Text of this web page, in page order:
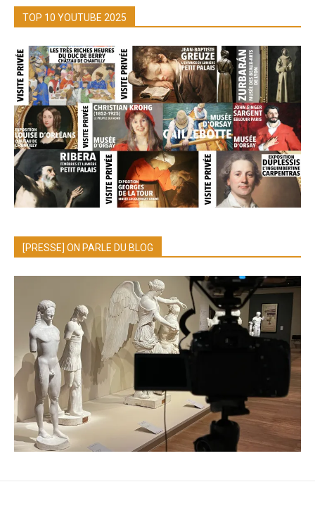
TOP 10 YOUTUBE 2025
[PRESSE] ON PARLE DU BLOG